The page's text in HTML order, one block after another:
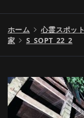
プ
ホーム 心霊スポット
家
S_SOPT_22_2